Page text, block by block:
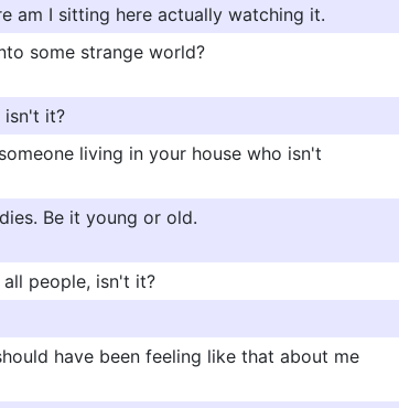
am I sitting here actually watching it.
some strange world?
isn't it?
living in your house who isn't
Be it young or old.
people, isn't it?
have been feeling like that about me